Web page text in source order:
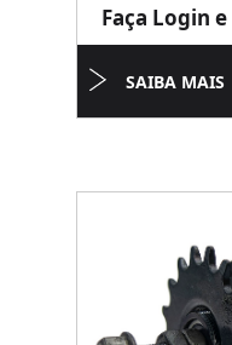
Faça Login
SAIBA MAIS